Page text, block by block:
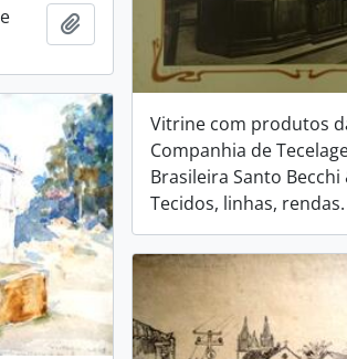
Adicionar a área de
Vitrine com produtos
Companhia de
Brasileira Santo Becchi
Tecidos, linhas, rendas.